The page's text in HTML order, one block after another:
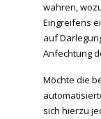
wahren,
Eingreifens
auf
Anfechtung
Möchte die
sich hierzu